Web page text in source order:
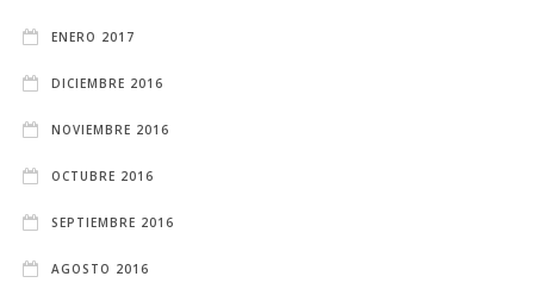
ENERO 2017
DICIEMBRE 2016
NOVIEMBRE 2016
OCTUBRE 2016
SEPTIEMBRE 2016
AGOSTO 2016